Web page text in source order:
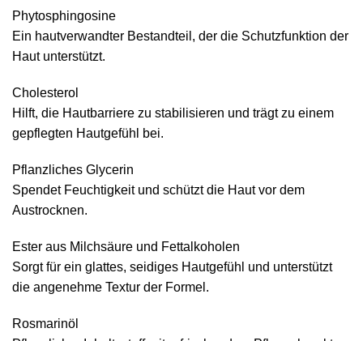
Phytosphingosine
Ein hautverwandter Bestandteil, der die Schutzfunktion der
Haut unterstützt.
Cholesterol
Hilft, die Hautbarriere zu stabilisieren und trägt zu einem
gepflegten Hautgefühl bei.
Pflanzliches Glycerin
Spendet Feuchtigkeit und schützt die Haut vor dem
Austrocknen.
Ester aus Milchsäure und Fettalkoholen
Sorgt für ein glattes, seidiges Hautgefühl und unterstützt
die angenehme Textur der Formel.
Rosmarinöl